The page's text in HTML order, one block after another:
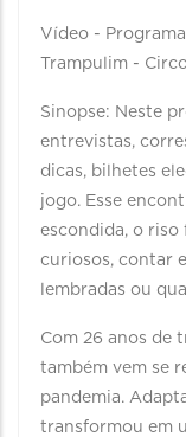
Vídeo -
Trampulim -
Sinopse: Neste
entrevistas,
dicas, bilhetes
jogo. Esse
escondida, o
curiosos, contar
lembradas ou
Com 26 anos de
também vem se
pandemia.
transformou em